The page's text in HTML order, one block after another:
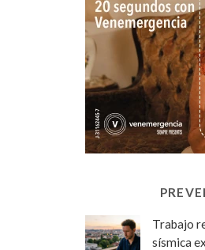
Trabajo
sísmica